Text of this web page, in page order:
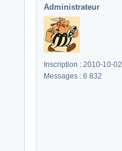
Administrateur
Inscription : 2010-10-02
Messages : 6 832